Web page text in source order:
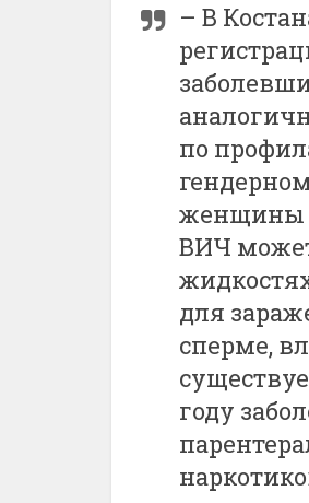
– В
по
женщины –
ВИЧ
для
сперме,
году